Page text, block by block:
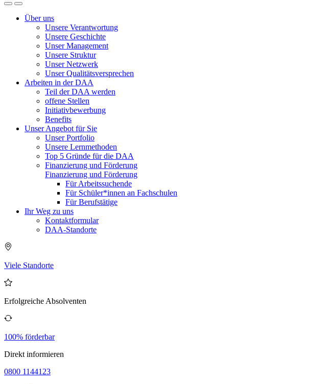
Über uns
Unsere Verantwortung
Unsere Geschichte
Unser Management
Unsere Struktur
Unser Netzwerk
Unser Qualitätsversprechen
Arbeiten in der DAA
Teil der DAA werden
offene Stellen
Initiativbewerbung
Benefits
Unser Angebot für Sie
Unser Portfolio
Unsere Lernmethoden
Top 5 Gründe für die DAA
Finanzierung und Förderung
Finanzierung und Förderung
Für Arbeitssuchende
Für Schüler*innen an Fachschulen
Für Berufstätige
Ihr Weg zu uns
Kontaktformular
DAA-Standorte
Viele Standorte
Erfolgreiche Absolventen
100% förderbar
Direkt informieren
0800 1144123